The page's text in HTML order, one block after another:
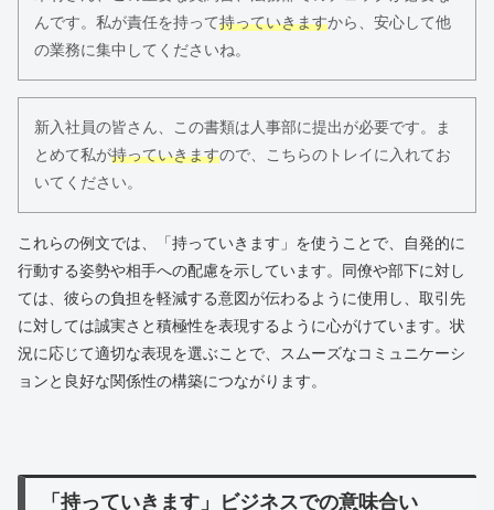
んです。私が責任を持って持っていきますから、安心して他
の業務に集中してくださいね。
新入社員の皆さん、この書類は人事部に提出が必要です。ま
とめて私が持っていきますので、こちらのトレイに入れてお
いてください。
これらの例文では、「持っていきます」を使うことで、自発的に
行動する姿勢や相手への配慮を示しています。同僚や部下に対し
ては、彼らの負担を軽減する意図が伝わるように使用し、取引先
に対しては誠実さと積極性を表現するように心がけています。状
況に応じて適切な表現を選ぶことで、スムーズなコミュニケーシ
ョンと良好な関係性の構築につながります。
「持っていきます」ビジネスでの意味合い